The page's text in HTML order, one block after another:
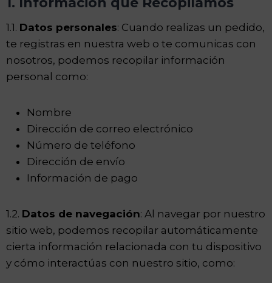
1.1. Datos personales: Cuando realizas un pedido,
te registras en nuestra web o te comunicas con
nosotros, podemos recopilar información
personal como:
Nombre
Dirección de correo electrónico
Número de teléfono
Dirección de envío
Información de pago
1.2. Datos de navegación: Al navegar por nuestro
sitio web, podemos recopilar automáticamente
cierta información relacionada con tu dispositivo
y cómo interactúas con nuestro sitio, como: